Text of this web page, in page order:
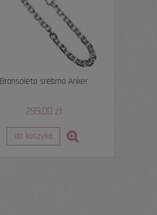
Bransoleta srebrna Anker
299,00 zł
do koszyka